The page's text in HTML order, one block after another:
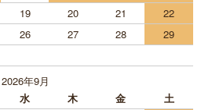
19 20 21
22
26 27 28
29
2026年9月
水 木 金
土